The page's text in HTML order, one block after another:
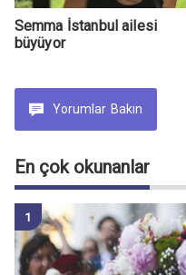
Semma İstanbul ailesi
büyüyor
Yorumlar Bakın
En çok okunanlar